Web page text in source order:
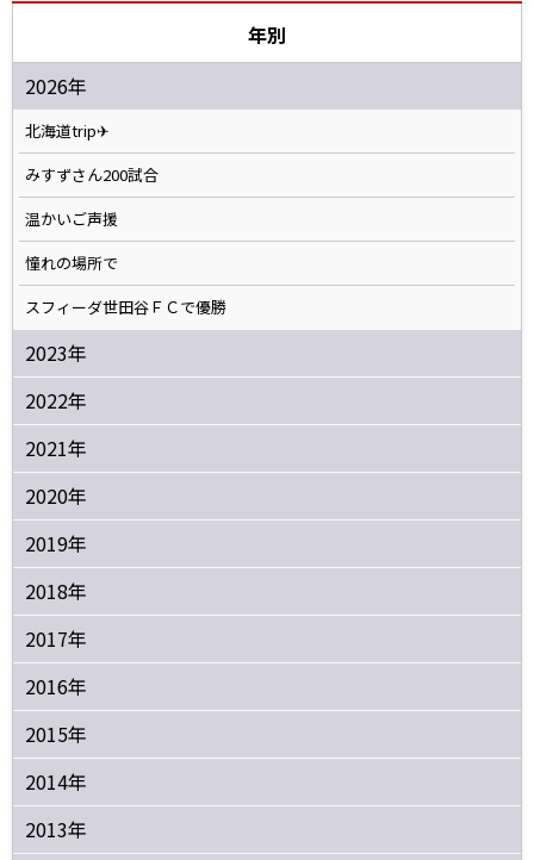
年別
2026年
北海道trip✈
みすずさん200試合
温かいご声援
憧れの場所で
スフィーダ世田谷ＦＣで優勝
2023年
2022年
2021年
2020年
2019年
2018年
2017年
2016年
2015年
2014年
2013年